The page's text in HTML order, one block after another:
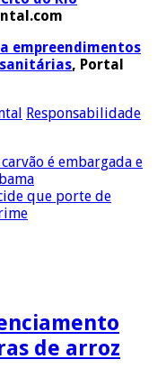
empreendimentos
, Portal
Responsabilidade
é embargada e
que porte de
de arroz